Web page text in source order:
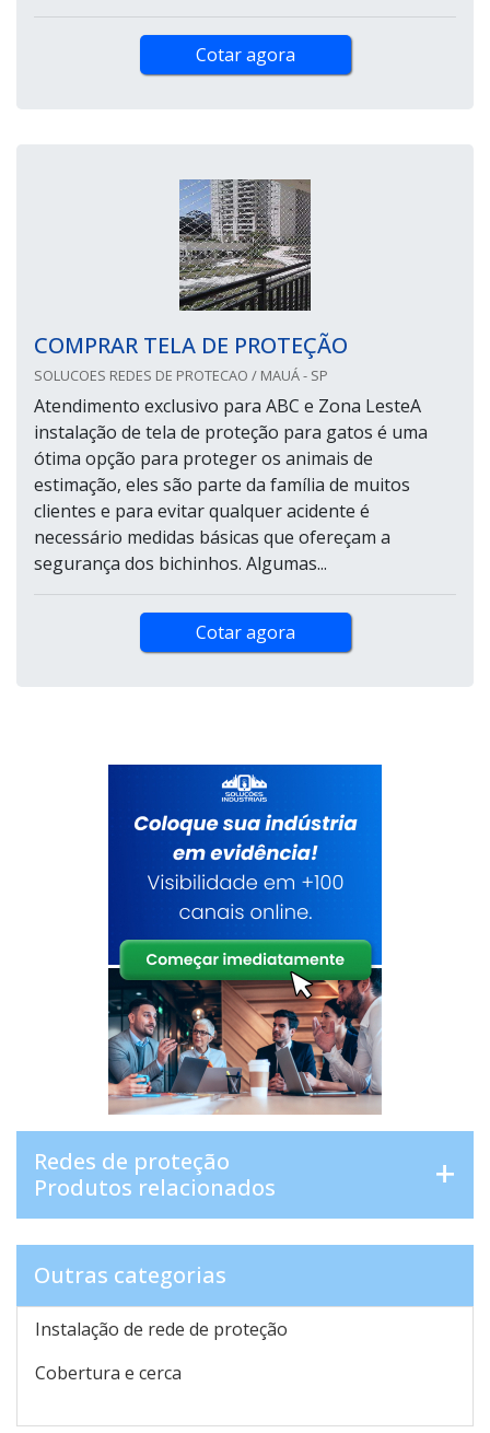
Cotar agora
COMPRAR TELA DE PROTEÇÃO
SOLUCOES REDES DE PROTECAO / MAUÁ - SP
Atendimento exclusivo para ABC e Zona LesteA
instalação de tela de proteção para gatos é uma
ótima opção para proteger os animais de
estimação, eles são parte da família de muitos
clientes e para evitar qualquer acidente é
necessário medidas básicas que ofereçam a
segurança dos bichinhos. Algumas...
Cotar agora
Redes de proteção
Produtos relacionados
Outras categorias
Instalação de rede de proteção
Cobertura e cerca